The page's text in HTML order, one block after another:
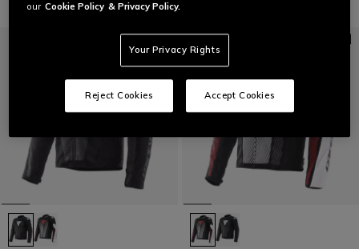
our Cookie Policy & Privacy Policy.
Your Privacy Rights
Reject Cookies Accept Cookies